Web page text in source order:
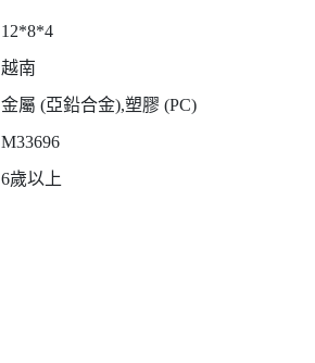
12*8*4
越南
金屬 (亞鉛合金),塑膠 (PC)
M33696
6歲以上